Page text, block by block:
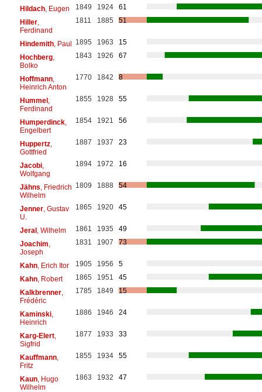
Hildach, Eugen 1849 1924
61
Hiller,
Ferdinand
1811 1885 51
Hindemith, Paul 1895 1963
15
Hochberg,
Bolko
1843 1926 67
Hoffmann,
Heinrich Anton
1770 1842 8
Hummel,
Ferdinand
1855 1928 55
Humperdinck,
Engelbert
1854 1921 56
Huppertz,
Gottfried
1887 1937 23
Jacobi,
Wolfgang
1894 1972 16
Jähns , Friedrich
Wilhelm
1809 1888 54
Jenner, Gustav
U.
1865 1920 45
Jeral, Wilhelm 1861 1935
49
Joachim
Joseph
1831 1907 73
Kahn, Erich Itor 1905 1956
5
Kahn, Robert 1865 1951
45
Kalkbrenner,
Frédéric
1785 1849 15
Kaminski,
Heinrich
1886 1946 24
Karg-Elert,
Sigfrid
1877 1933 33
Kauffmann,
Fritz
1855 1934 55
Kaun, Hugo
Wilhelm
1863 1932 47